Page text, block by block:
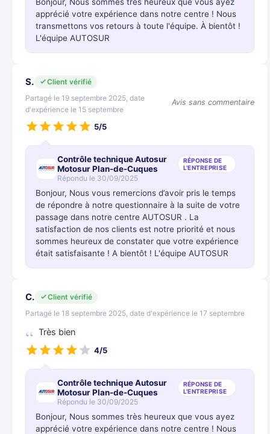
apprécié votre expérience dans notre centre ! Nous
transmettons vos retours à toute l'équipe. À bientôt !
L'équipe AUTOSUR
S.
Client vérifié
Partagé le 19 septembre 2025, date
d'expérience le 15 septembre
Avis sans commentaire
5/5
Contrôle technique Autosur
Motosur Plan-de-Cuques
RÉPONSE DE
L'ENTREPRISE
Répondu le 30/09/2025
Bonjour, Nous vous remercions d’avoir pris le temps
de répondre à notre questionnaire à la suite de votre
passage dans notre centre AUTOSUR . La
satisfaction de nos clients est notre priorité et nous
sommes heureux de constater que votre expérience
était satisfaisante ! A bientôt ! L'équipe AUTOSUR
C.
Client vérifié
Partagé le 18 septembre 2025, date d'expérience le 17 septembre
Très bien
4/5
Contrôle technique Autosur
Motosur Plan-de-Cuques
RÉPONSE DE
L'ENTREPRISE
Répondu le 30/09/2025
Bonjour, Nous sommes très heureux que vous ayez
apprécié votre expérience dans notre centre ! Nous